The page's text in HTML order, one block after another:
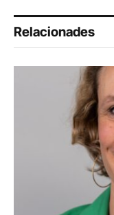
Relacionades